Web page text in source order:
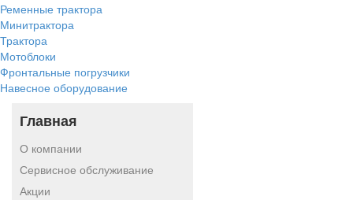
Ременные трактора
Минитрактора
Трактора
Мотоблоки
Фронтальные погрузчики
Навесное оборудование
Главная
О компании
Сервисное обслуживание
Акции